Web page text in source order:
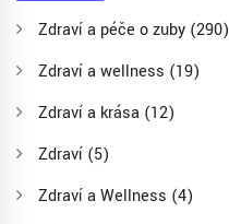
Zdraví a péče o zuby (290)
Zdraví a wellness (19)
Zdraví a krása (12)
Zdraví (5)
Zdraví a Wellness (4)